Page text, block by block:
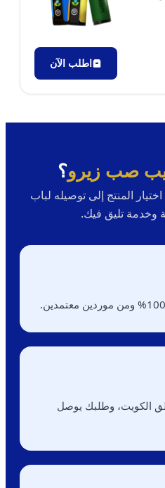
اطلب الآن
صب زيرو؟
المنتج إلى توصيله لباب
وخدمة تليق فيك.
الكويت، وطلبك يوصل